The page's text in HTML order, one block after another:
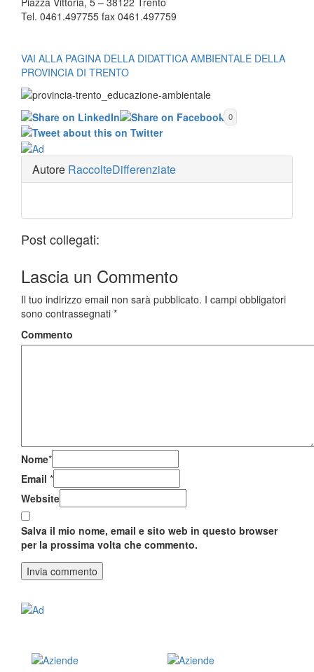
Tel. 0461.497755 fax 0461.497759
VAI ALLA PAGINA DELLA DIDATTICA AMBIENTALE DELLA
PROVINCIA DI TRENTO
0
Autore RaccolteDifferenziate
Post collegati:
Lascia un Commento
Il tuo indirizzo email non sarà pubblicato. I campi obbligatori
sono contrassegnati *
Commento
Nome*
Email *
Website
Salva il mio nome, email e sito web in questo browser
per la prossima volta che commento.